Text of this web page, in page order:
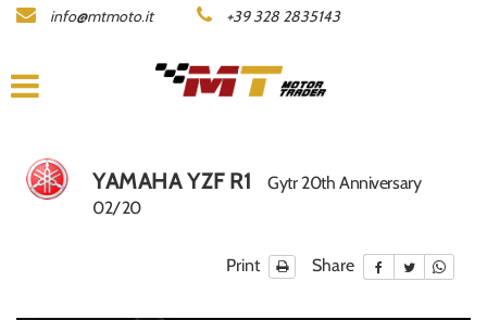
LISTA MOTO
COMPANY
ACQUISTIAMO LA TUA MOTO
info@mtmoto.it +39 328 2835143
YAMAHA YZF R1
Gytr 20th Anniversary
02/20
Print Share